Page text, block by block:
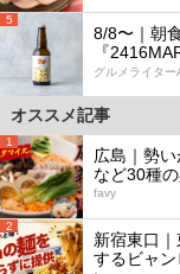
5
8/8〜｜朝
『
グルメライター
オススメ記事
1
広島｜勢
など30種
favy
2
新宿東口
するビャン